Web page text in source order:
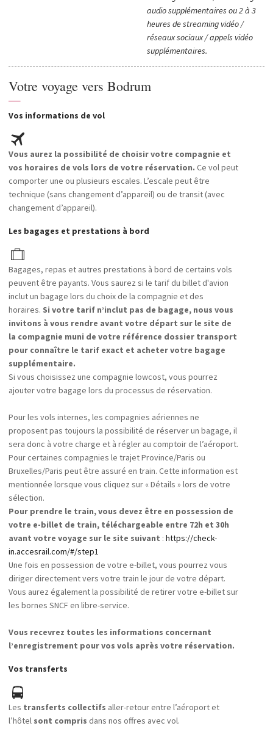
audio supplémentaires ou 2 à 3
heures de streaming vidéo /
réseaux sociaux / appels vidéo
supplémentaires.
Votre voyage vers Bodrum
—
Vos informations de vol
Vous aurez la possibilité de choisir votre compagnie et
vos horaires de vols lors de votre réservation. Ce vol peut
comporter une ou plusieurs escales. L’escale peut être
technique (sans changement d’appareil) ou de transit (avec
changement d’appareil).
Les bagages et prestations à bord
Bagages, repas et autres prestations à bord de certains vols
peuvent être payants. Vous saurez si le tarif du billet d'avion
inclut un bagage lors du choix de la compagnie et des
horaires. Si votre tarif n’inclut pas de bagage, nous vous
invitons à vous rendre avant votre départ sur le site de
la compagnie muni de votre référence dossier transport
pour connaître le tarif exact et acheter votre bagage
supplémentaire.
Si vous choisissez une compagnie lowcost, vous pourrez
ajouter votre bagage lors du processus de réservation.
Pour les vols internes, les compagnies aériennes ne
proposent pas toujours la possibilité de réserver un bagage, il
sera donc à votre charge et à régler au comptoir de l’aéroport.
Pour certaines compagnies le trajet Province/Paris ou
Bruxelles/Paris peut être assuré en train. Cette information est
mentionnée lorsque vous cliquez sur « Détails » lors de votre
sélection.
Pour prendre le train, vous devez être en possession de
votre e-billet de train, téléchargeable entre 72h et 30h
avant votre voyage sur le site suivant : https://check-
in.accesrail.com/#/step1
Une fois en possession de votre e-billet, vous pourrez vous
diriger directement vers votre train le jour de votre départ.
Vous aurez également la possibilité de retirer votre e-billet sur
les bornes SNCF en libre-service.
Vous recevrez toutes les informations concernant
l’enregistrement pour vos vols après votre réservation.
Vos transferts
Les transferts collectifs aller-retour entre l’aéroport et
l’hôtel sont compris dans nos offres avec vol.